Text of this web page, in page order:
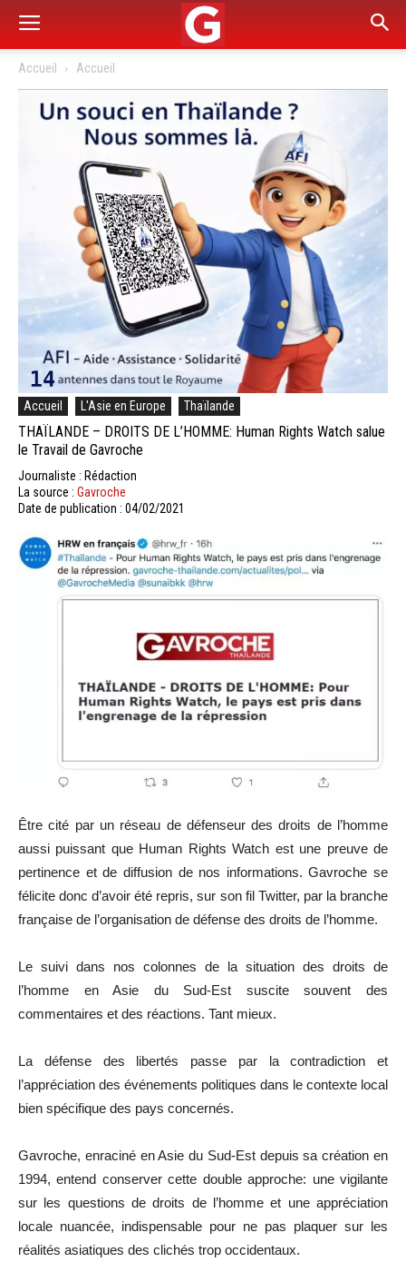
Accueil Accueil
Accueil L'Asie en Europe Thaïlande
THAÏLANDE – DROITS DE L’HOMME: Human Rights Watch salue
le Travail de Gavroche
Journaliste : Rédaction
La source : Gavroche
Date de publication : 04/02/2021
Être cité par un réseau de défenseur des droits de l’homme
aussi puissant que Human Rights Watch est une preuve de
pertinence et de diffusion de nos informations. Gavroche se
félicite donc d’avoir été repris, sur son fil Twitter, par la branche
française de l’organisation de défense des droits de l’homme.
Le suivi dans nos colonnes de la situation des droits de
l’homme en Asie du Sud-Est suscite souvent des
commentaires et des réactions. Tant mieux.
La défense des libertés passe par la contradiction et
l’appréciation des événements politiques dans le contexte local
bien spécifique des pays concernés.
Gavroche, enraciné en Asie du Sud-Est depuis sa création en
1994, entend conserver cette double approche: une vigilante
sur les questions de droits de l’homme et une appréciation
locale nuancée, indispensable pour ne pas plaquer sur les
réalités asiatiques des clichés trop occidentaux.